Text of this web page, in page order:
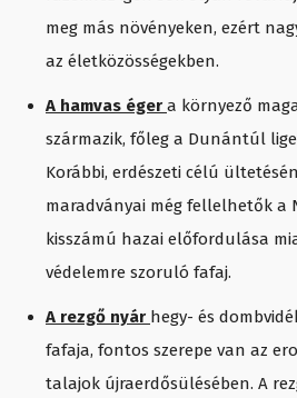
meg más növényeken, ezért
az életközösségekben.
A hamvas éger a környező
származik, főleg a Dunántúl
Korábbi, erdészeti célú
maradványai még fellelhetők a
kisszámú hazai előfordulása
védelemre szoruló fafaj.
A rezgő nyár hegy- és
fafaja, fontos szerepe van az
talajok újraerdősülésében. A